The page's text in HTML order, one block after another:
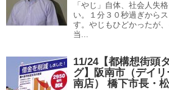
「やじ」自体、社会人失
い。１分３０秒過ぎから
す。やじもひどかったが
当...
11/24【都構想街頭
グ】阪南市（デイ
南店） 橋下市長・